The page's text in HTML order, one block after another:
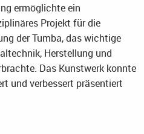
ermöglichte ein
Projekt für die
der Tumba, das wichtige
Herstellung und
Das Kunstwerk konnte
und verbessert präsentiert